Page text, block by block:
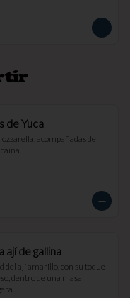
de Yuca
acompañadas de
ají de gallina
del ají amarillo, con su toque
dentro de una masa